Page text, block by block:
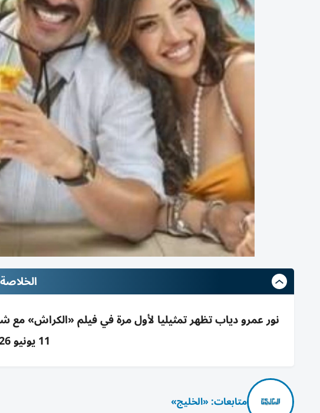
الخلاصة
نور عمرو دياب تظهر تمثيليا لأول مرة في فيلم «الكراش»
11 يونيو 2026
متابعات: «الخليج»